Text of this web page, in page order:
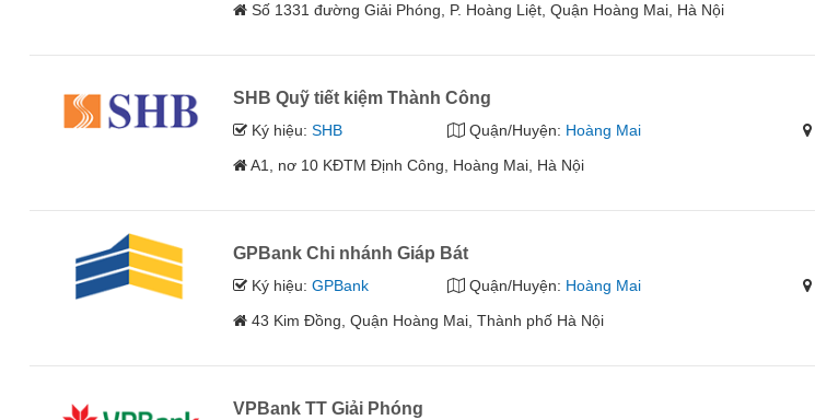
Số 1331 đường Giải Phóng, P. Hoàng Liệt, Quận Hoàng Mai, Hà Nội
SHB Quỹ tiết kiệm Thành Công
Ký hiệu:SHB Quận/Huyện: Hoàng Mai
A1, nơ 10 KĐTM Định Công, Hoàng Mai, Hà Nội
GPBank Chi nhánh Giáp Bát
Ký hiệu:GPBank Quận/Huyện: Hoàng Mai
43 Kim Đồng, Quận Hoàng Mai, Thành phố Hà Nội
VPBank TT Giải Phóng